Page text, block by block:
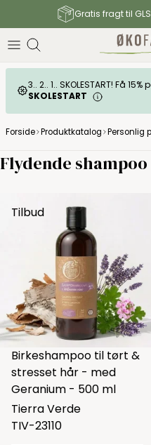
Gratis fragt til
3.. 2.. 1.. SKOLESTART! Få
SKOLESTART
Forside Produktkatalog Personlig
Flydende shampoo
Tilbud
Birkeshampoo til tørt &
stresset hår - med
Geranium - 500 ml
Tierra Verde
TIV-23110